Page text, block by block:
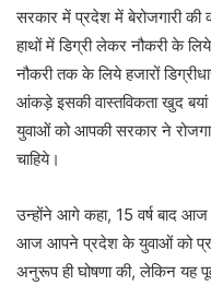
सरकार में प्रदेश में बेरोजगारी की
हाथों में डिग्री लेकर नौकरी के
नौकरी तक के लिये हजारों
आंकड़े इसकी वास्तविकता खुद
युवाओं को आपकी सरकार ने
चाहिये।
उन्होंने आगे कहा, 15 वर्ष बाद
आज आपने प्रदेश के युवाओं को
अनुरूप ही घोषणा की, लेकिन यह